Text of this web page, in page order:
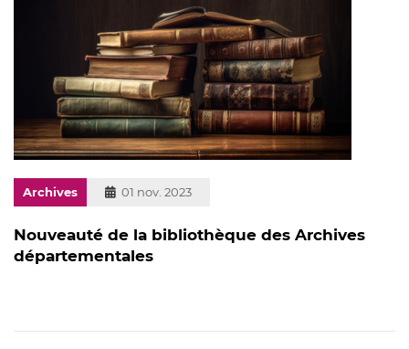
Archives
Publié
01 nov. 2023
Nouveauté de la bibliothèque des Archives
départementales